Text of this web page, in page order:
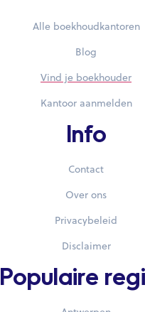
Alle boekhoudkantoren
Blog
Vind je boekhouder
Kantoor aanmelden
Info
Contact
Over ons
Privacybeleid
Disclaimer
Populaire